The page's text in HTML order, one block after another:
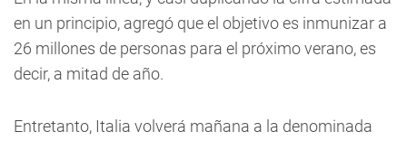
en un principio, agregó que el objetivo es inmunizar a
26 millones de personas para el próximo verano, es
decir, a mitad de año.
Entretanto, Italia volverá mañana a la denominada